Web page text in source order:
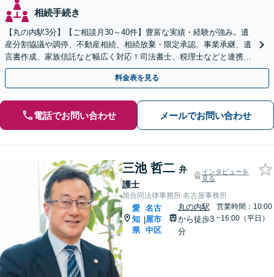
相続手続き
【丸の内駅3分】【ご相談月30～40件】豊富な実績・経験が強み。遺
産分割協議や調停、不動産相続、相続放棄・限定承認、事業承継、遺
言書作成、家族信託など幅広く対応！司法書士、税理士などと連携し
て円滑な問題解決を目指します。【初回面談無料】
料金表を見る
電話でお問い合わせ メールでお問い合わせ
三池 哲二 弁
護士
インタビューを
見る
旭合同法律事務所 名古屋事務所
愛
知
県
|
名古
屋市
中区
丸の内駅
から徒歩3
分
営業時間：10:00
~16:00（平日）